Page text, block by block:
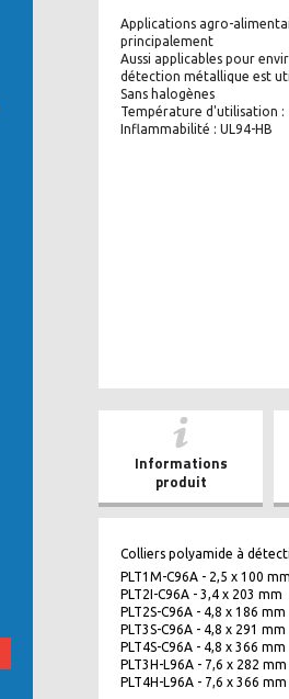
Applications agro-
principalement
Aussi applicables pour
détection métallique est
Sans halogènes
Température d'utilisation : -
Inflammabilité : UL94-HB
Informations
produit
Colliers polyamide à
PLT1M-C96A - 2,5 x 100 mm
PLT2I-C96A - 3,4 x 203 mm
PLT2S-C96A - 4,8 x 186 mm
PLT3S-C96A - 4,8 x 291 mm
PLT4S-C96A - 4,8 x 366 mm
PLT3H-L96A - 7,6 x 282
PLT4H-L96A - 7,6 x 366